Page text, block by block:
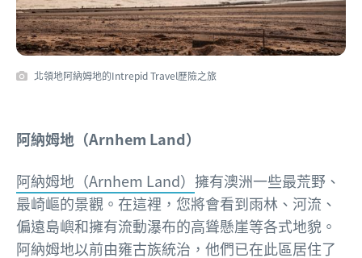
北領地阿納姆地的Intrepid Travel歷險之旅
阿納姆地（Arnhem Land）
阿納姆地（Arnhem Land） 擁有澳洲一些最荒野、
最崎嶇的景觀。在這裡，您將會看到雨林、河流、
偏遠島嶼和擁有流動瀑布的高聳懸崖等各式地貌。
阿納姆地以前由雍古族統治，他們已在此區居住了